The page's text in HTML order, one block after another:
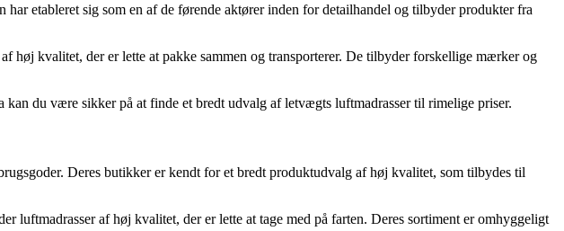
etableret sig som en af de førende aktører inden for detailhandel og tilbyder produkter fra
høj kvalitet, der er lette at pakke sammen og transporterer. De tilbyder forskellige mærker og
du være sikker på at finde et bredt udvalg af letvægts luftmadrasser til rimelige priser.
Deres butikker er kendt for et bredt produktudvalg af høj kvalitet, som tilbydes til
af høj kvalitet, der er lette at tage med på farten. Deres sortiment er omhyggeligt